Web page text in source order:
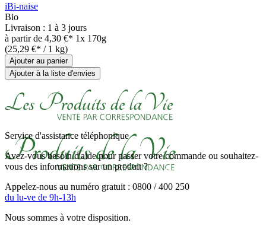
iBi-naise
Bio
Livraison : 1 à 3 jours
à partir de 4,30 €* 1x 170g
(25,29 €* / 1 kg)
Ajouter au panier
Ajouter à la liste d'envies
Service d'assistance téléphonique
Avez-vous besoin d'aide pour passer votre commande ou souhaitez-
vous des informations sur un produit ?
Appelez-nous au numéro gratuit : 0800 / 400 250
du lu-ve de 9h-13h
Nous sommes à votre disposition.